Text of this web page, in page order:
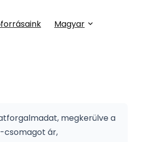
Magyar
megkerülve a
csomagot ár,